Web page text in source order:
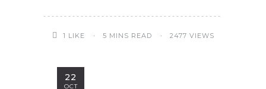
1 LIKE 5 MINS READ 2477 VIEWS
22
OCT